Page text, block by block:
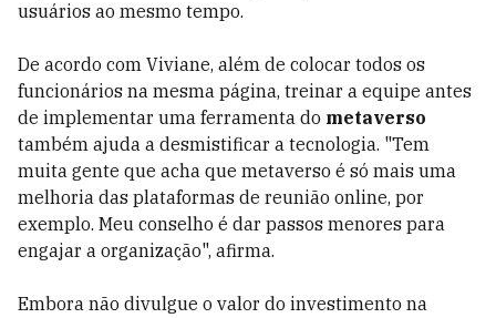
usuários ao mesmo tempo.
De acordo com Viviane, além de colocar todos os
funcionários na mesma página, treinar a equipe antes
de implementar uma ferramenta do metaverso
também ajuda a desmistificar a tecnologia. "Tem
muita gente que acha que metaverso é só mais uma
melhoria das plataformas de reunião online, por
exemplo. Meu conselho é dar passos menores para
engajar a organização", afirma.
Embora não divulgue o valor do investimento na